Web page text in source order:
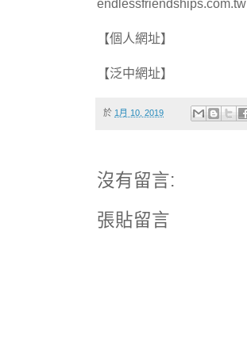
endlessfriendships.com.tw
【個人網址】
【泛中網址】
於 1月 10, 2019
沒有留言:
張貼留言